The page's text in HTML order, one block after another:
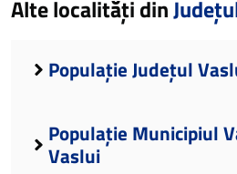
Alte localități din
Populație Județul
Populație Municipiul
Vaslui